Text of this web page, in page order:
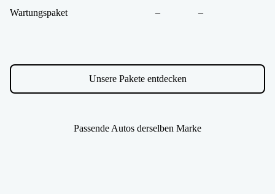
Wartungspaket – –
Unsere Pakete entdecken
Passende Autos derselben Marke